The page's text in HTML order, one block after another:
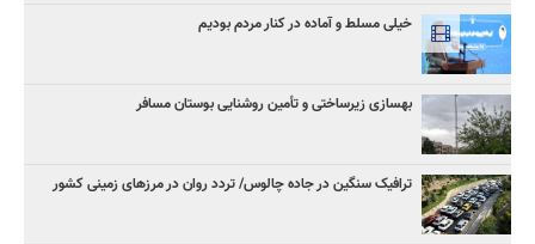
خیلی مسلط و آماده در کنار مردم بودیم
بهسازی زیرساختی و تأمین روشنایی بوستان مسافر
ترافیک سنگین در جاده چالوس/ تردد روان در مرزهای زمینی کشور